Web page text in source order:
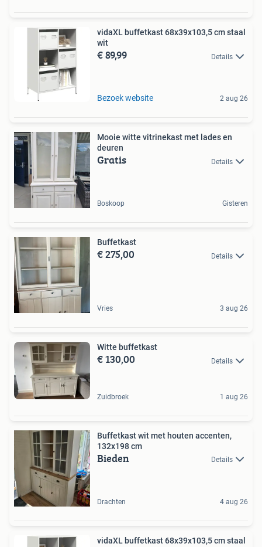
vidaXL buffetkast 68x39x103,5 cm staal
wit
€ 89,99 Details
Bezoek website 2 aug 26
Mooie witte vitrinekast met lades en
deuren
Gratis Details
Boskoop Gisteren
Buffetkast
€ 275,00 Details
Vries 3 aug 26
Witte buffetkast
€ 130,00 Details
Zuidbroek 1 aug 26
Buffetkast wit met houten accenten,
132x198 cm
Bieden Details
Drachten 4 aug 26
vidaXL buffetkast 68x39x103,5 cm staal